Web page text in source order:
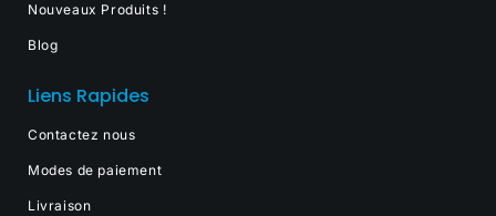
Nouveaux Produits !
Blog
Liens Rapides
Contactez nous
Modes de paiement
Livraison